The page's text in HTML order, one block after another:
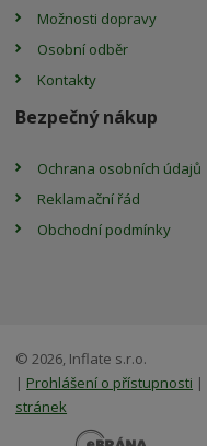
Možnosti dopravy
Osobní odběr
Kontakty
Bezpečný nákup
Ochrana osobních údajů
Reklamační řád
Obchodní podmínky
© 2026, Inflate s.r.o.
| Prohlášení o přístupnosti |
stránek